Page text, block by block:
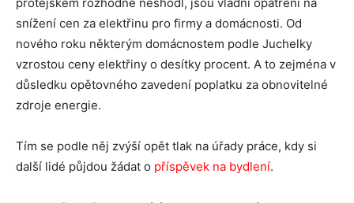
snížení cen za elektřinu pro firmy a domácnosti. Od
nového roku některým domácnostem podle Juchelky
vzrostou ceny elektřiny o desítky procent. A to zejména v
důsledku opětovného zavedení poplatku za obnovitelné
zdroje energie.
Tím se podle něj zvýší opět tlak na úřady práce, kdy si
další lidé půjdou žádat o příspěvek na bydlení.